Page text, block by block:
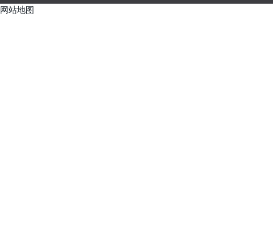
网站地图